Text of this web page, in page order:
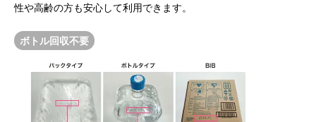
性や高齢の方も安心して利用できます。
ボトル回収不要